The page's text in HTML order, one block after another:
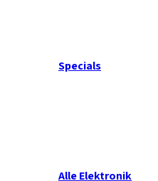
Specials
Alle Elektronik